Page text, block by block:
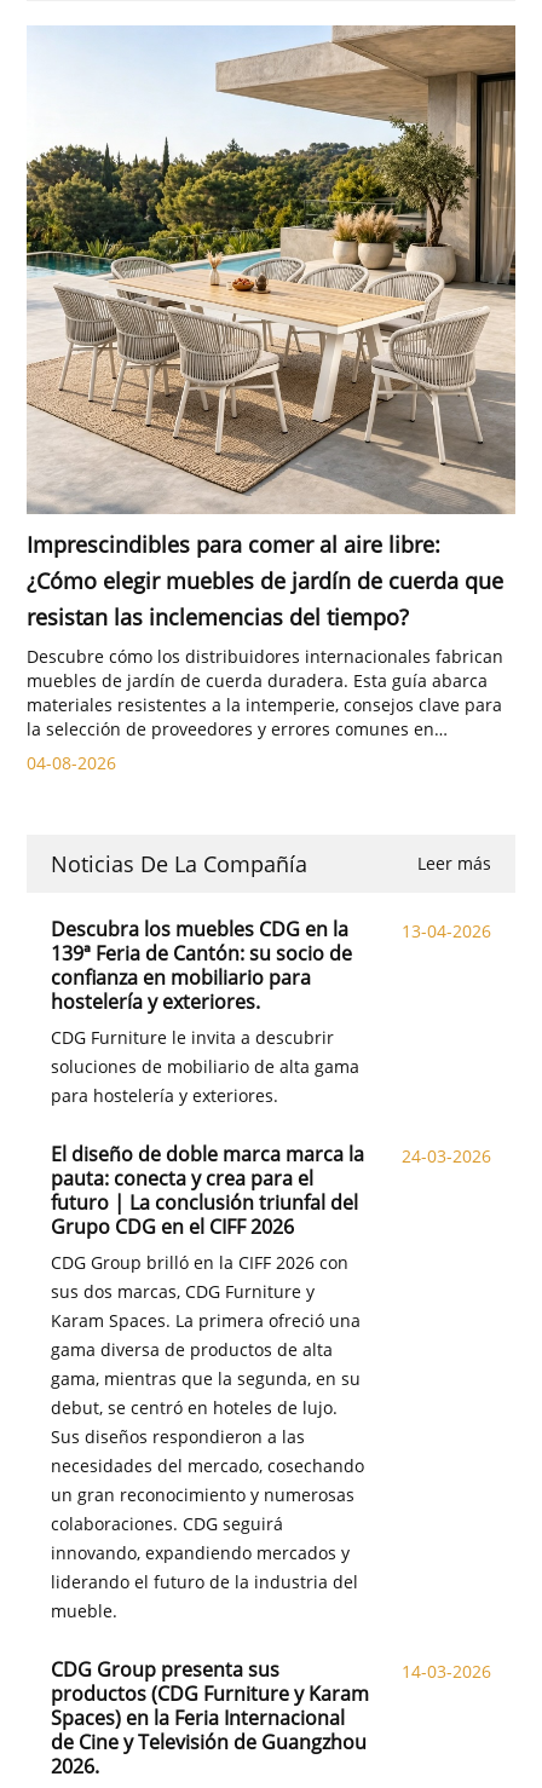
Imprescindibles para comer al aire libre:
¿Cómo elegir muebles de jardín de cuerda que
resistan las inclemencias del tiempo?
Descubre cómo los distribuidores internacionales fabrican
muebles de jardín de cuerda duradera. Esta guía abarca
materiales resistentes a la intemperie, consejos clave para
la selección de proveedores y errores comunes en
proyectos de comedores al aire libre.
04-08-2026
Noticias De La Compañía Leer más
Descubra los muebles CDG en la
139ª Feria de Cantón: su socio de
confianza en mobiliario para
hostelería y exteriores.
CDG Furniture le invita a descubrir
soluciones de mobiliario de alta gama
para hostelería y exteriores.
13-04-2026
El diseño de doble marca marca la
pauta: conecta y crea para el
futuro | La conclusión triunfal del
Grupo CDG en el CIFF 2026
CDG Group brilló en la CIFF 2026 con
sus dos marcas, CDG Furniture y
Karam Spaces. La primera ofreció una
gama diversa de productos de alta
gama, mientras que la segunda, en su
debut, se centró en hoteles de lujo.
Sus diseños respondieron a las
necesidades del mercado, cosechando
un gran reconocimiento y numerosas
colaboraciones. CDG seguirá
innovando, expandiendo mercados y
liderando el futuro de la industria del
mueble.
24-03-2026
CDG Group presenta sus
productos (CDG Furniture y Karam
Spaces) en la Feria Internacional
de Cine y Televisión de Guangzhou
2026.
14-03-2026